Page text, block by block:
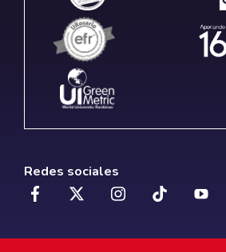
Redes sociales